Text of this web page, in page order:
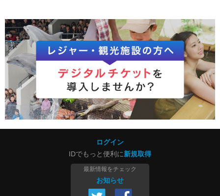
ログイン
IDでもっと便利に新規取得
最新情報をチェック
お知らせ